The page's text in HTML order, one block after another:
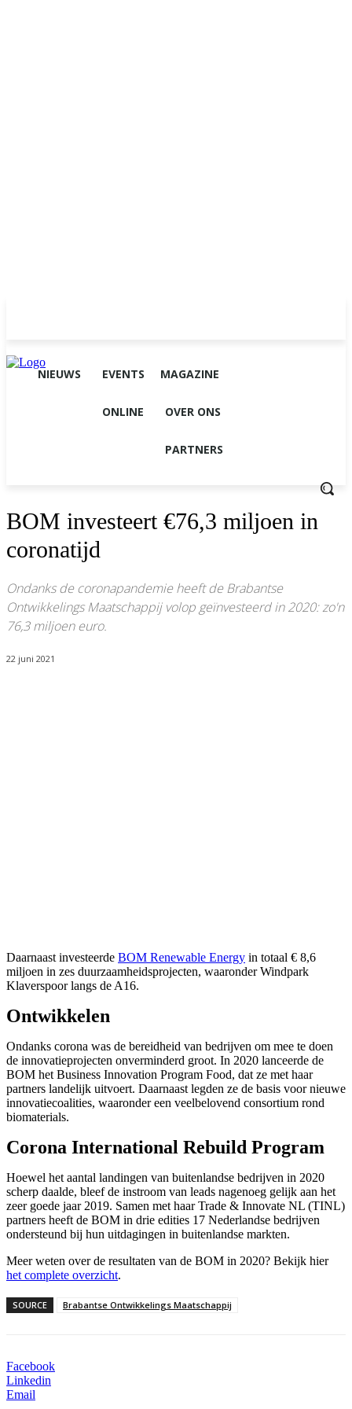
NIEUWS EVENTS MAGAZINE
ONLINE OVER ONS
PARTNERS
BOM investeert €76,3 miljoen in
coronatijd
Ondanks de coronapandemie heeft de Brabantse
Ontwikkelings Maatschappij volop geïnvesteerd in 2020: zo'n
76,3 miljoen euro.
22 juni 2021
Daarnaast investeerde BOM Renewable Energy in totaal € 8,6
miljoen in zes duurzaamheidsprojecten, waaronder Windpark
Klaverspoor langs de A16.
Ontwikkelen
Ondanks corona was de bereidheid van bedrijven om mee te doen
de innovatieprojecten onverminderd groot. In 2020 lanceerde de
BOM het Business Innovation Program Food, dat ze met haar
partners landelijk uitvoert. Daarnaast legden ze de basis voor nieuwe
innovatiecoalities, waaronder een veelbelovend consortium rond
biomaterials.
Corona International Rebuild Program
Hoewel het aantal landingen van buitenlandse bedrijven in 2020
scherp daalde, bleef de instroom van leads nagenoeg gelijk aan het
zeer goede jaar 2019. Samen met haar Trade & Innovate NL (TINL)
partners heeft de BOM in drie edities 17 Nederlandse bedrijven
ondersteund bij hun uitdagingen in buitenlandse markten.
Meer weten over de resultaten van de BOM in 2020? Bekijk hier
het complete overzicht.
SOURCE Brabantse Ontwikkelings Maatschappij
Facebook
Linkedin
Email